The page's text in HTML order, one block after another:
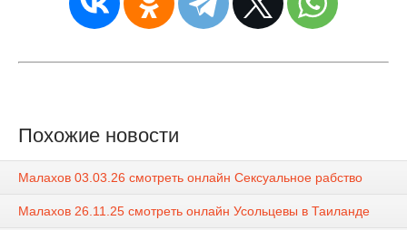
Похожие новости
Малахов 03.03.26 смотреть онлайн Сексуальное рабство
Малахов 26.11.25 смотреть онлайн Усольцевы в Таиланде